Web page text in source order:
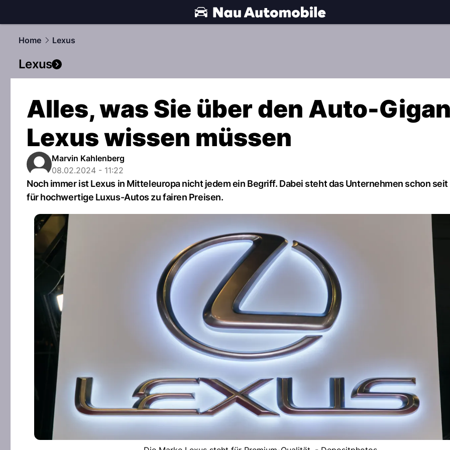
automobile.NAU.ch
Home
Lexus
Lexus
Alles, was Sie über den Auto-
Lexus wissen müssen
Marvin Kahlenberg
08.02.2024 - 11:22
Noch immer ist Lexus in Mitteleuropa nicht jedem ein Begriff. Dabei steht das Unternehmen schon seit
für hochwertige Luxus-Autos zu fairen Preisen.